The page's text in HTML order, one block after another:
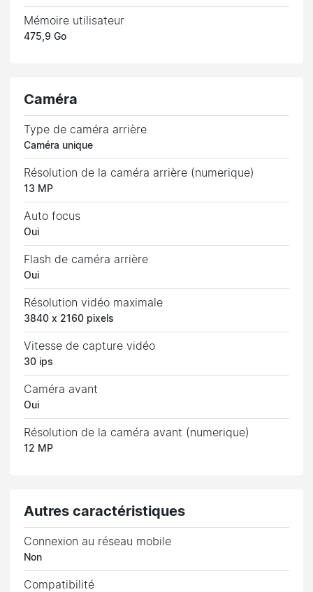
Mémoire utilisateur
475,9 Go
Caméra
Type de caméra arrière
Caméra unique
Résolution de la caméra arrière (numerique)
13 MP
Auto focus
Oui
Flash de caméra arrière
Oui
Résolution vidéo maximale
3840 x 2160 pixels
Vitesse de capture vidéo
30 ips
Caméra avant
Oui
Résolution de la caméra avant (numerique)
12 MP
Autres caractéristiques
Connexion au réseau mobile
Non
Compatibilité